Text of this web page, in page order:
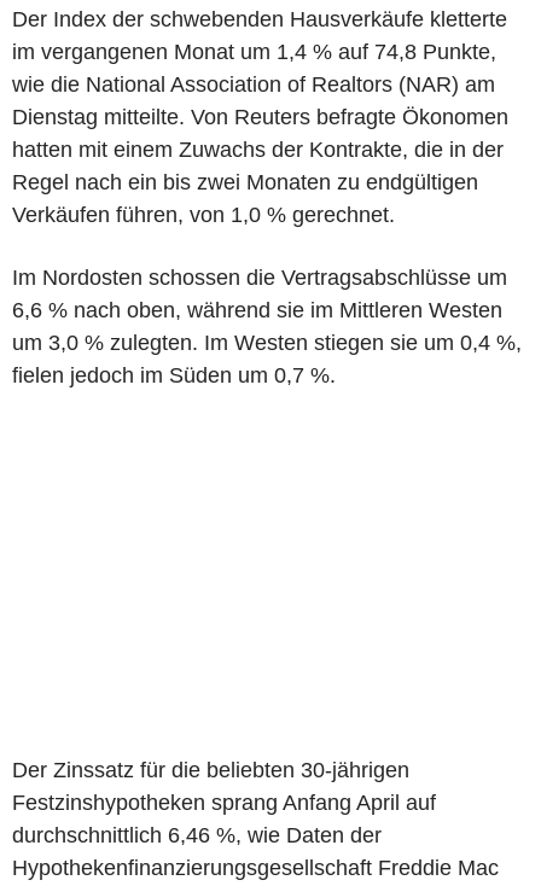
Der Index der schwebenden Hausverkäufe kletterte
im vergangenen Monat um 1,4 % auf 74,8 Punkte,
wie die National Association of Realtors (NAR) am
Dienstag mitteilte. Von Reuters befragte Ökonomen
hatten mit einem Zuwachs der Kontrakte, die in der
Regel nach ein bis zwei Monaten zu endgültigen
Verkäufen führen, von 1,0 % gerechnet.
Im Nordosten schossen die Vertragsabschlüsse um
6,6 % nach oben, während sie im Mittleren Westen
um 3,0 % zulegten. Im Westen stiegen sie um 0,4 %,
fielen jedoch im Süden um 0,7 %.
Der Zinssatz für die beliebten 30-jährigen
Festzinshypotheken sprang Anfang April auf
durchschnittlich 6,46 %, wie Daten der
Hypothekenfinanzierungsgesellschaft Freddie Mac